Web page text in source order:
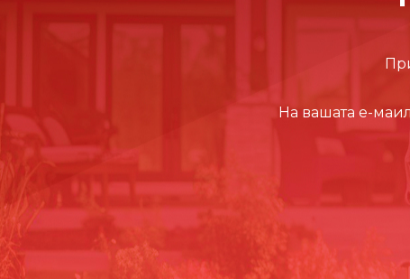
На вашата е-